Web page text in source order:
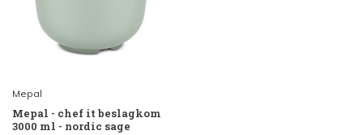
Mepal
Mepal - chef it beslagkom
3000 ml - nordic sage